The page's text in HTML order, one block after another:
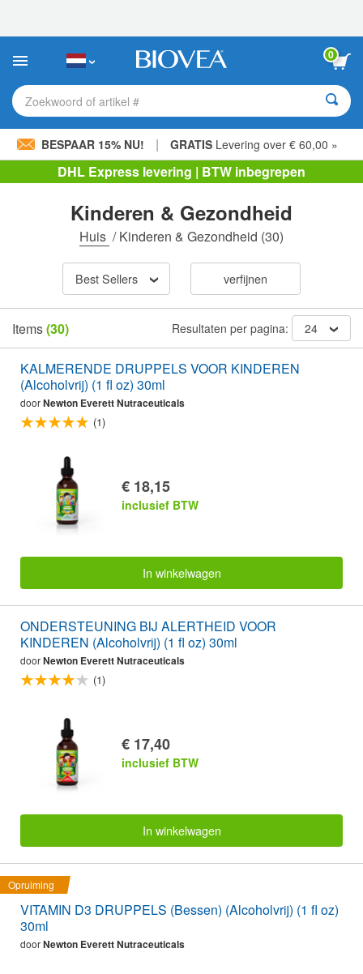
Deze
bevat
toegankelijkheidssysteem.
0
Zoekwoord of artikel #
BESPAAR 15% NU! | GRATIS Levering over € 60,00 »
DHL Express levering | BTW inbegrepen
Kinderen & Gezondheid
Huis /Kinderen & Gezondheid (30)
Best Sellers verfijnen
Items(30) Resultaten per pagina: 24
KALMERENDE DRUPPELS VOOR KINDEREN
(Alcoholvrij) (1 fl oz) 30ml
doorNewton Everett Nutraceuticals
(1)
€ 18,15
inclusief BTW
In winkelwagen
ONDERSTEUNING BIJ ALERTHEID VOOR
KINDEREN (Alcoholvrij) (1 fl oz) 30ml
doorNewton Everett Nutraceuticals
(1)
€ 17,40
inclusief BTW
In winkelwagen
Opruiming
VITAMIN D3 DRUPPELS (Bessen) (Alcoholvrij) (1 fl oz)
30ml
doorNewton Everett Nutraceuticals